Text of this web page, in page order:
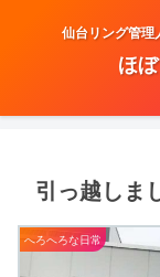
仙台リング管理
ほ
引っ越しま
へろへろな日常